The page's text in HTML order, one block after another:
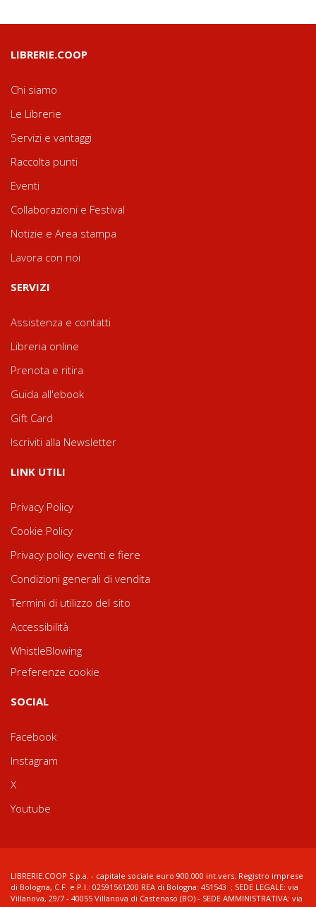
LIBRERIE.COOP
Chi siamo
Le Librerie
Servizi e vantaggi
Raccolta punti
Eventi
Collaborazioni e Festival
Notizie e Area stampa
Lavora con noi
SERVIZI
Assistenza e contatti
Libreria online
Prenota e ritira
Guida all'ebook
Gift Card
Iscriviti alla Newsletter
LINK UTILI
Privacy Policy
Cookie Policy
Privacy policy eventi e fiere
Condizioni generali di vendita
Termini di utilizzo del sito
Accessibilità
WhistleBlowing
Preferenze cookie
SOCIAL
Facebook
Instagram
X
Youtube
LIBRERIE.COOP S.p.a. - capitale sociale euro 900.000 int.vers. Registro imprese
di Bologna, C.F. e P.I.: 02591561200 REA di Bologna: 451543 ; SEDE LEGALE: via
Villanova, 29/7 - 40055 Villanova di Castenaso (BO) - SEDE AMMINISTRATIVA: via